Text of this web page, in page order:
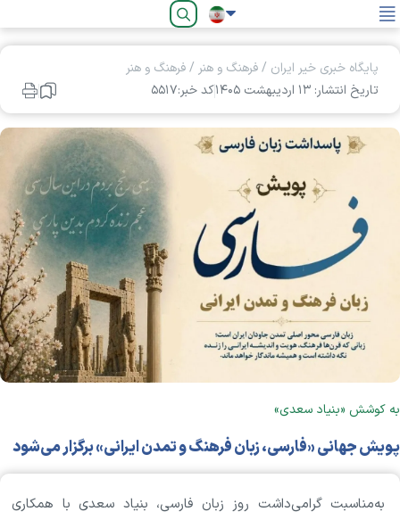
فارسی
پایگاه خبری خیر ایران /فرهنگ و هنر /فرهنگ و هنر
تاریخ انتشار: ۱۳ ارديبهشت ۱۴۰۵
کد خبر:۵۵۱۷
به کوشش «بنیاد سعدی»
پویش جهانی «فارسی، زبان فرهنگ و تمدن ایرانی» برگزار می‌‌شود
به‌مناسبت گرامی‌داشت روز زبان فارسی، بنیاد سعدی با همکاری